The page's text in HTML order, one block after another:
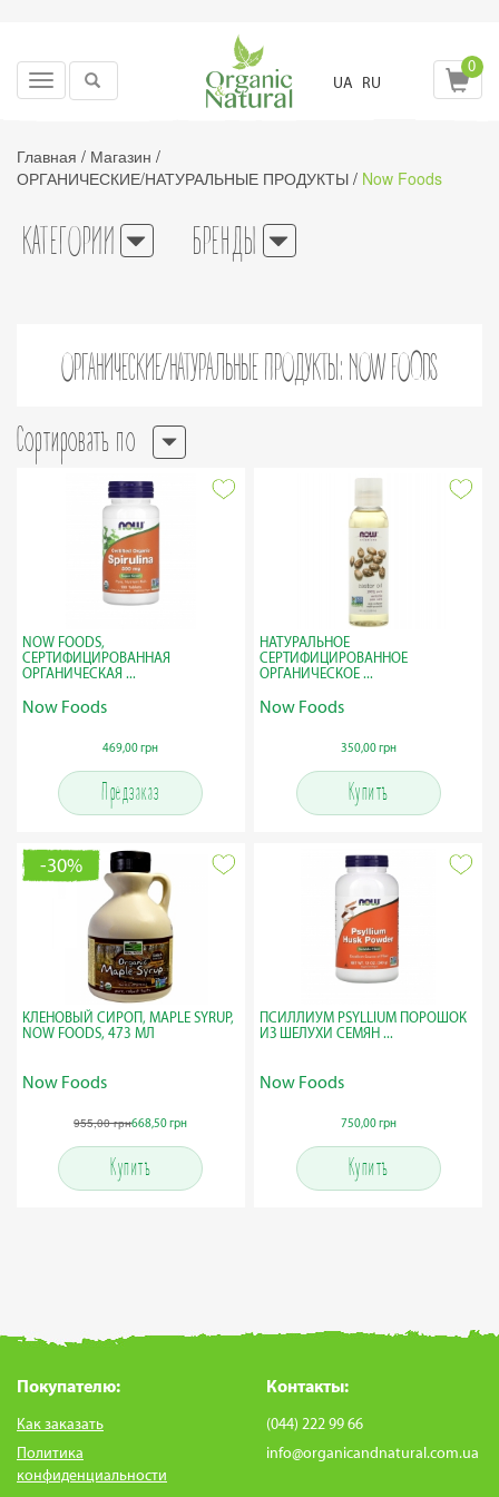
Toggle
UA RU
0
Главная / Магазин /
ОРГАНИЧЕСКИЕ/НАТУРАЛЬНЫЕ ПРОДУКТЫ / Now Foods
КАТЕГОРИИ БРЕНДЫ
ОРГАНИЧЕСКИЕ/НАТУРАЛЬНЫЕ ПРОДУКТЫ: NOW FOODS
Сортировать по
NOW FOODS,
СЕРТИФИЦИРОВАННАЯ
ОРГАНИЧЕСКАЯ ...
Now Foods
469,00 грн
Предзаказ
НАТУРАЛЬНОЕ
СЕРТИФИЦИРОВАННОЕ
ОРГАНИЧЕСКОЕ ...
Now Foods
350,00 грн
Купить
-30%
КЛЕНОВЫЙ СИРОП, MAPLE SYRUP,
NOW FOODS, 473 МЛ
Now Foods
955,00 грн668,50 грн
Купить
ПСИЛЛИУМ PSYLLIUM ПОРОШОК
ИЗ ШЕЛУХИ СЕМЯН ...
Now Foods
750,00 грн
Купить
Покупателю:
Как заказать
Политика
конфиденциальности
Контакты:
(044) 222 99 66
info@organicandnatural.com.ua